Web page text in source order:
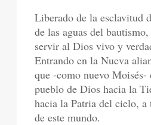
Liberado de la esclavitud
de las aguas del
servir al Dios vivo y
Entrando en la Nueva
que -como nuevo Moisés-
pueblo de Dios hacia la
hacia la Patria del cielo, a
de este mundo.